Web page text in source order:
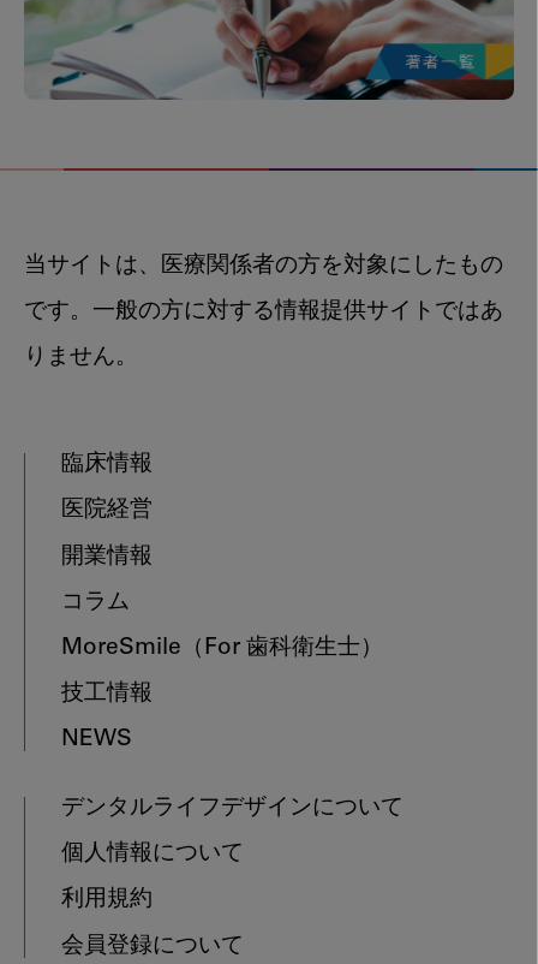
当サイトは、医療関係者の方を対象にしたもの
です。一般の方に対する情報提供サイトではあ
りません。
臨床情報
医院経営
開業情報
コラム
MoreSmile （For 歯科衛生士）
技工情報
NEWS
デンタルライフデザインについて
個人情報について
利用規約
会員登録について